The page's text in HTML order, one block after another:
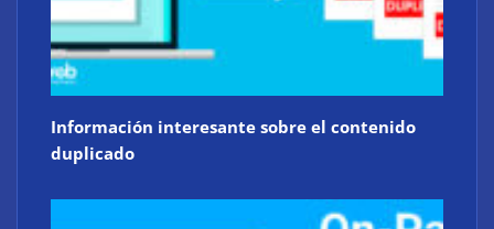
Información interesante sobre el contenido
duplicado